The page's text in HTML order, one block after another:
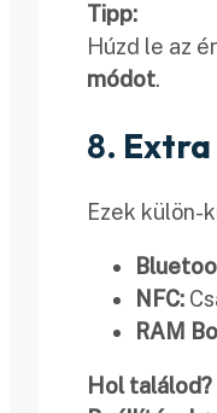
Tipp:
Húzd le az
módot.
8.
Ezek külön-
NFC:
RAM
Hol találod?